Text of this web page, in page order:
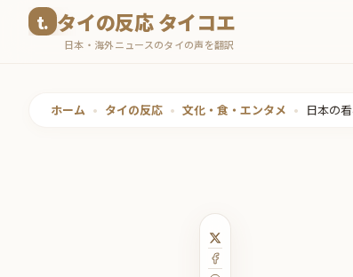
タイの反応 タイコエ
日本・海外ニュースのタイの声を翻訳
ホーム • タイの反応 • 文化・食・エンタメ • 日本の